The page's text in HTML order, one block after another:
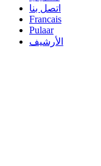
اتصل بنا
Francais
Pulaar
الأرشيف